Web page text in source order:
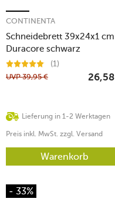
Schneidebrett 39x24x1 cm
Duracore schwarz
CONTINENTA
(1)
Lieferung in 1-2 Werktagen
UVP39,95 € 26,58
Preis inkl. MwSt. zzgl. Versand
Warenkorb
- 33%